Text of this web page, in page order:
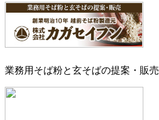
業務用そば粉と玄そばの提案・販売